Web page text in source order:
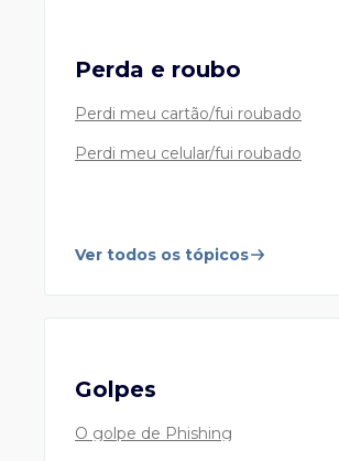
Perda e roubo
Perdi meu cartão/fui roubado
Perdi meu celular/fui roubado
Ver todos os tópicos
Golpes
O golpe de Phishing